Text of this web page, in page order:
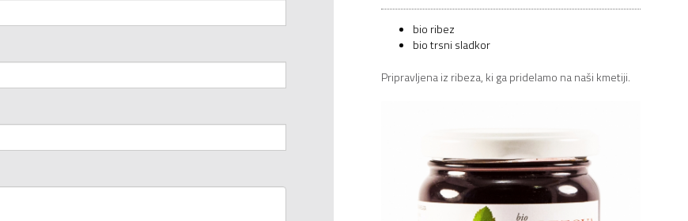
bio ribez
bio trsni sladkor
Pripravljena iz ribeza, ki ga pridelamo na naši kmetiji.